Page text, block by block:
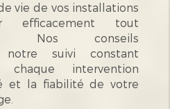
vie de vos installations
tout
Nos conseils
notre suivi constant
chaque intervention
et la fiabilité de votre